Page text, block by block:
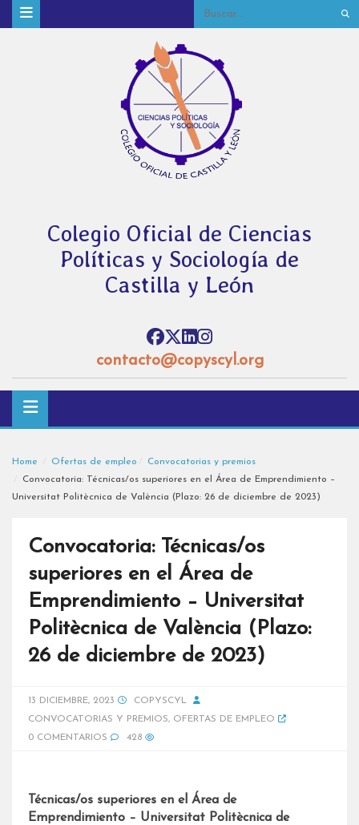
Colegio Oficial de Ciencias
Políticas y Sociología de
Castilla y León
contacto@copyscyl.org
Home Ofertas de empleo
Convocatorias y premios
Convocatoria: Técnicas/os superiores en el Área de Emprendimiento –
Universitat Politècnica de València (Plazo: 26 de diciembre de 2023)
Convocatoria: Técnicas/os
superiores en el Área de
Emprendimiento – Universitat
Politècnica de València (Plazo:
26 de diciembre de 2023)
13 DICIEMBRE, 2023
COPYSCYL
CONVOCATORIAS Y PREMIOS, OFERTAS DE EMPLEO
0 COMENTARIOS
428
Técnicas/os superiores en el Área de
Emprendimiento – Universitat Politècnica de